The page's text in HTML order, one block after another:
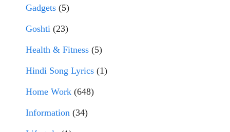
Gadgets (5)
Goshti (23)
Health & Fitness (5)
Hindi Song Lyrics (1)
Home Work (648)
Information (34)